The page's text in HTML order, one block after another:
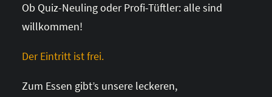
Ob Quiz-Neuling oder Profi-Tüftler: alle sind
willkommen!
Der Eintritt ist frei.
Zum Essen gibt’s unsere leckeren,